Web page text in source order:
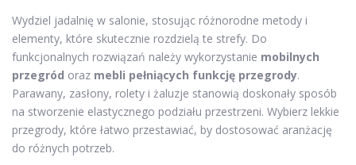
Wydziel jadalnię w salonie, stosując różnorodne metody i
elementy, które skutecznie rozdzielą te strefy. Do
funkcjonalnych rozwiązań należy wykorzystanie mobilnych
przegród oraz mebli pełniących funkcję przegrody.
Parawany, zasłony, rolety i żaluzje stanowią doskonały sposób
na stworzenie elastycznego podziału przestrzeni. Wybierz lekkie
przegrody, które łatwo przestawiać, by dostosować aranżację
do różnych potrzeb.